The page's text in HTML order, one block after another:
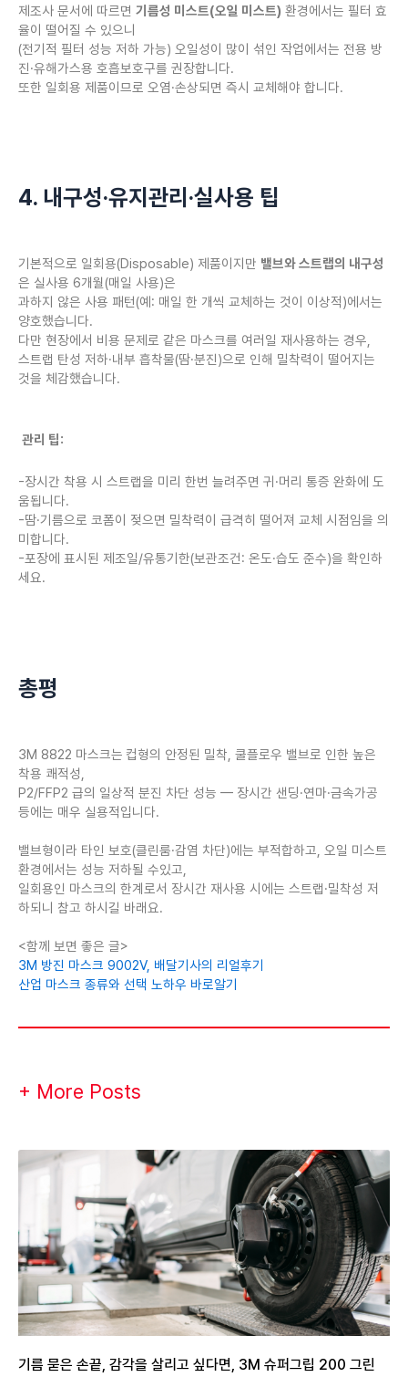
제조사 문서에 따르면 기름성 미스트(오일 미스트) 환경에서는 필터 효
율이 떨어질 수 있으니
(전기적 필터 성능 저하 가능) 오일성이 많이 섞인 작업에서는 전용 방
진·유해가스용 호흡보호구를 권장합니다.
또한 일회용 제품이므로 오염·손상되면 즉시 교체해야 합니다.
4. 내구성·유지관리·실사용 팁
기본적으로 일회용(Disposable) 제품이지만 밸브와 스트랩의 내구성
은 실사용 6개월(매일 사용)은
과하지 않은 사용 패턴(예: 매일 한 개씩 교체하는 것이 이상적)에서는
양호했습니다.
다만 현장에서 비용 문제로 같은 마스크를 여러일 재사용하는 경우,
스트랩 탄성 저하·내부 흡착물(땀·분진)으로 인해 밀착력이 떨어지는
것을 체감했습니다.
관리 팁:
-장시간 착용 시 스트랩을 미리 한번 늘려주면 귀·머리 통증 완화에 도
움됩니다.
-땀·기름으로 코폼이 젖으면 밀착력이 급격히 떨어져 교체 시점임을 의
미합니다.
-포장에 표시된 제조일/유통기한(보관조건: 온도·습도 준수)을 확인하
세요.
총평
3M 8822 마스크는 컵형의 안정된 밀착, 쿨플로우 밸브로 인한 높은
착용 쾌적성,
P2/FFP2 급의 일상적 분진 차단 성능 — 장시간 샌딩·연마·금속가공
등에는 매우 실용적입니다.
밸브형이라 타인 보호(클린룸·감염 차단)에는 부적합하고, 오일 미스트
환경에서는 성능 저하될 수있고,
일회용인 마스크의 한계로서 장시간 재사용 시에는 스트랩·밀착성 저
하되니 참고 하시길 바래요.
<함께 보면 좋은 글>
3M 방진 마스크 9002V, 배달기사의 리얼후기
산업 마스크 종류와 선택 노하우 바로알기
+ More Posts
기름 묻은 손끝, 감각을 살리고 싶다면, 3M 슈퍼그립 200 그린